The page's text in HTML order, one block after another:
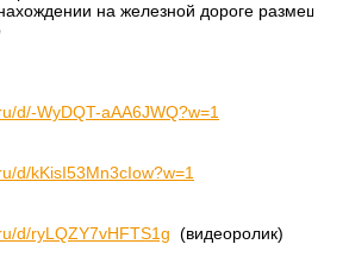
на железной дороге
d/-WyDQT-aAA6JWQ?w=1
d/kKisI53Mn3cIow?w=1
d/ryLQZY7vHFTS1g (видеоролик)